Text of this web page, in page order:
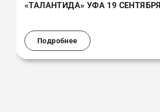
«ТАЛАНТИДА» УФА 19 СЕНТЯБРЯ
Подробнее